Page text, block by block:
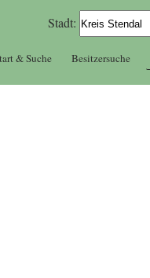
Stadt:
& Suche Besitzersuche